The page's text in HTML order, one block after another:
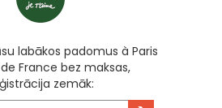
labākos padomus à Paris
France bez maksas,
zemāk: